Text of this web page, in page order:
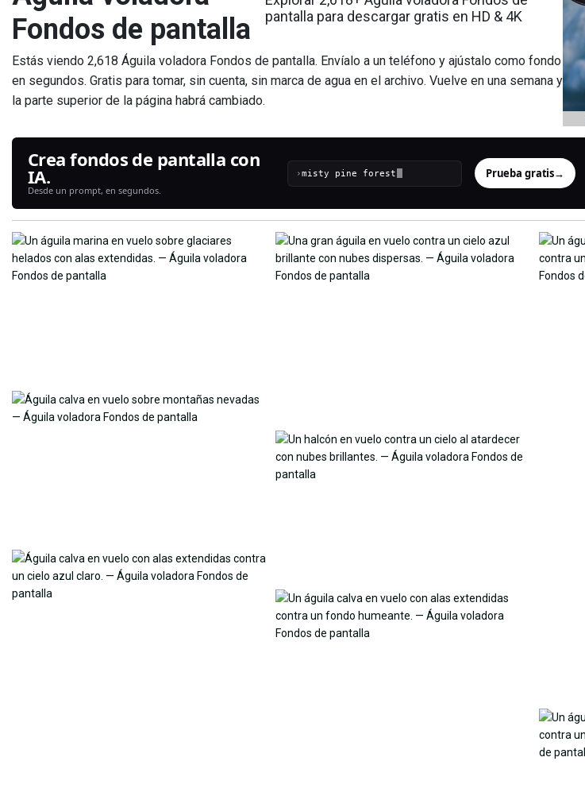
Fondos de pantalla
pantalla para descargar gratis en HD & 4K
Estás viendo 2,618 Águila voladora Fondos de pantalla. Envíalo a un teléfono y ajústalo como fondo
en segundos. Gratis para tomar, sin cuenta, sin marca de agua en el archivo. Vuelve en una semana y
la parte superior de la página habrá cambiado.
Crea fondos de pantalla con
IA.
Desde un prompt, en segundos.
› Prueba gratis→